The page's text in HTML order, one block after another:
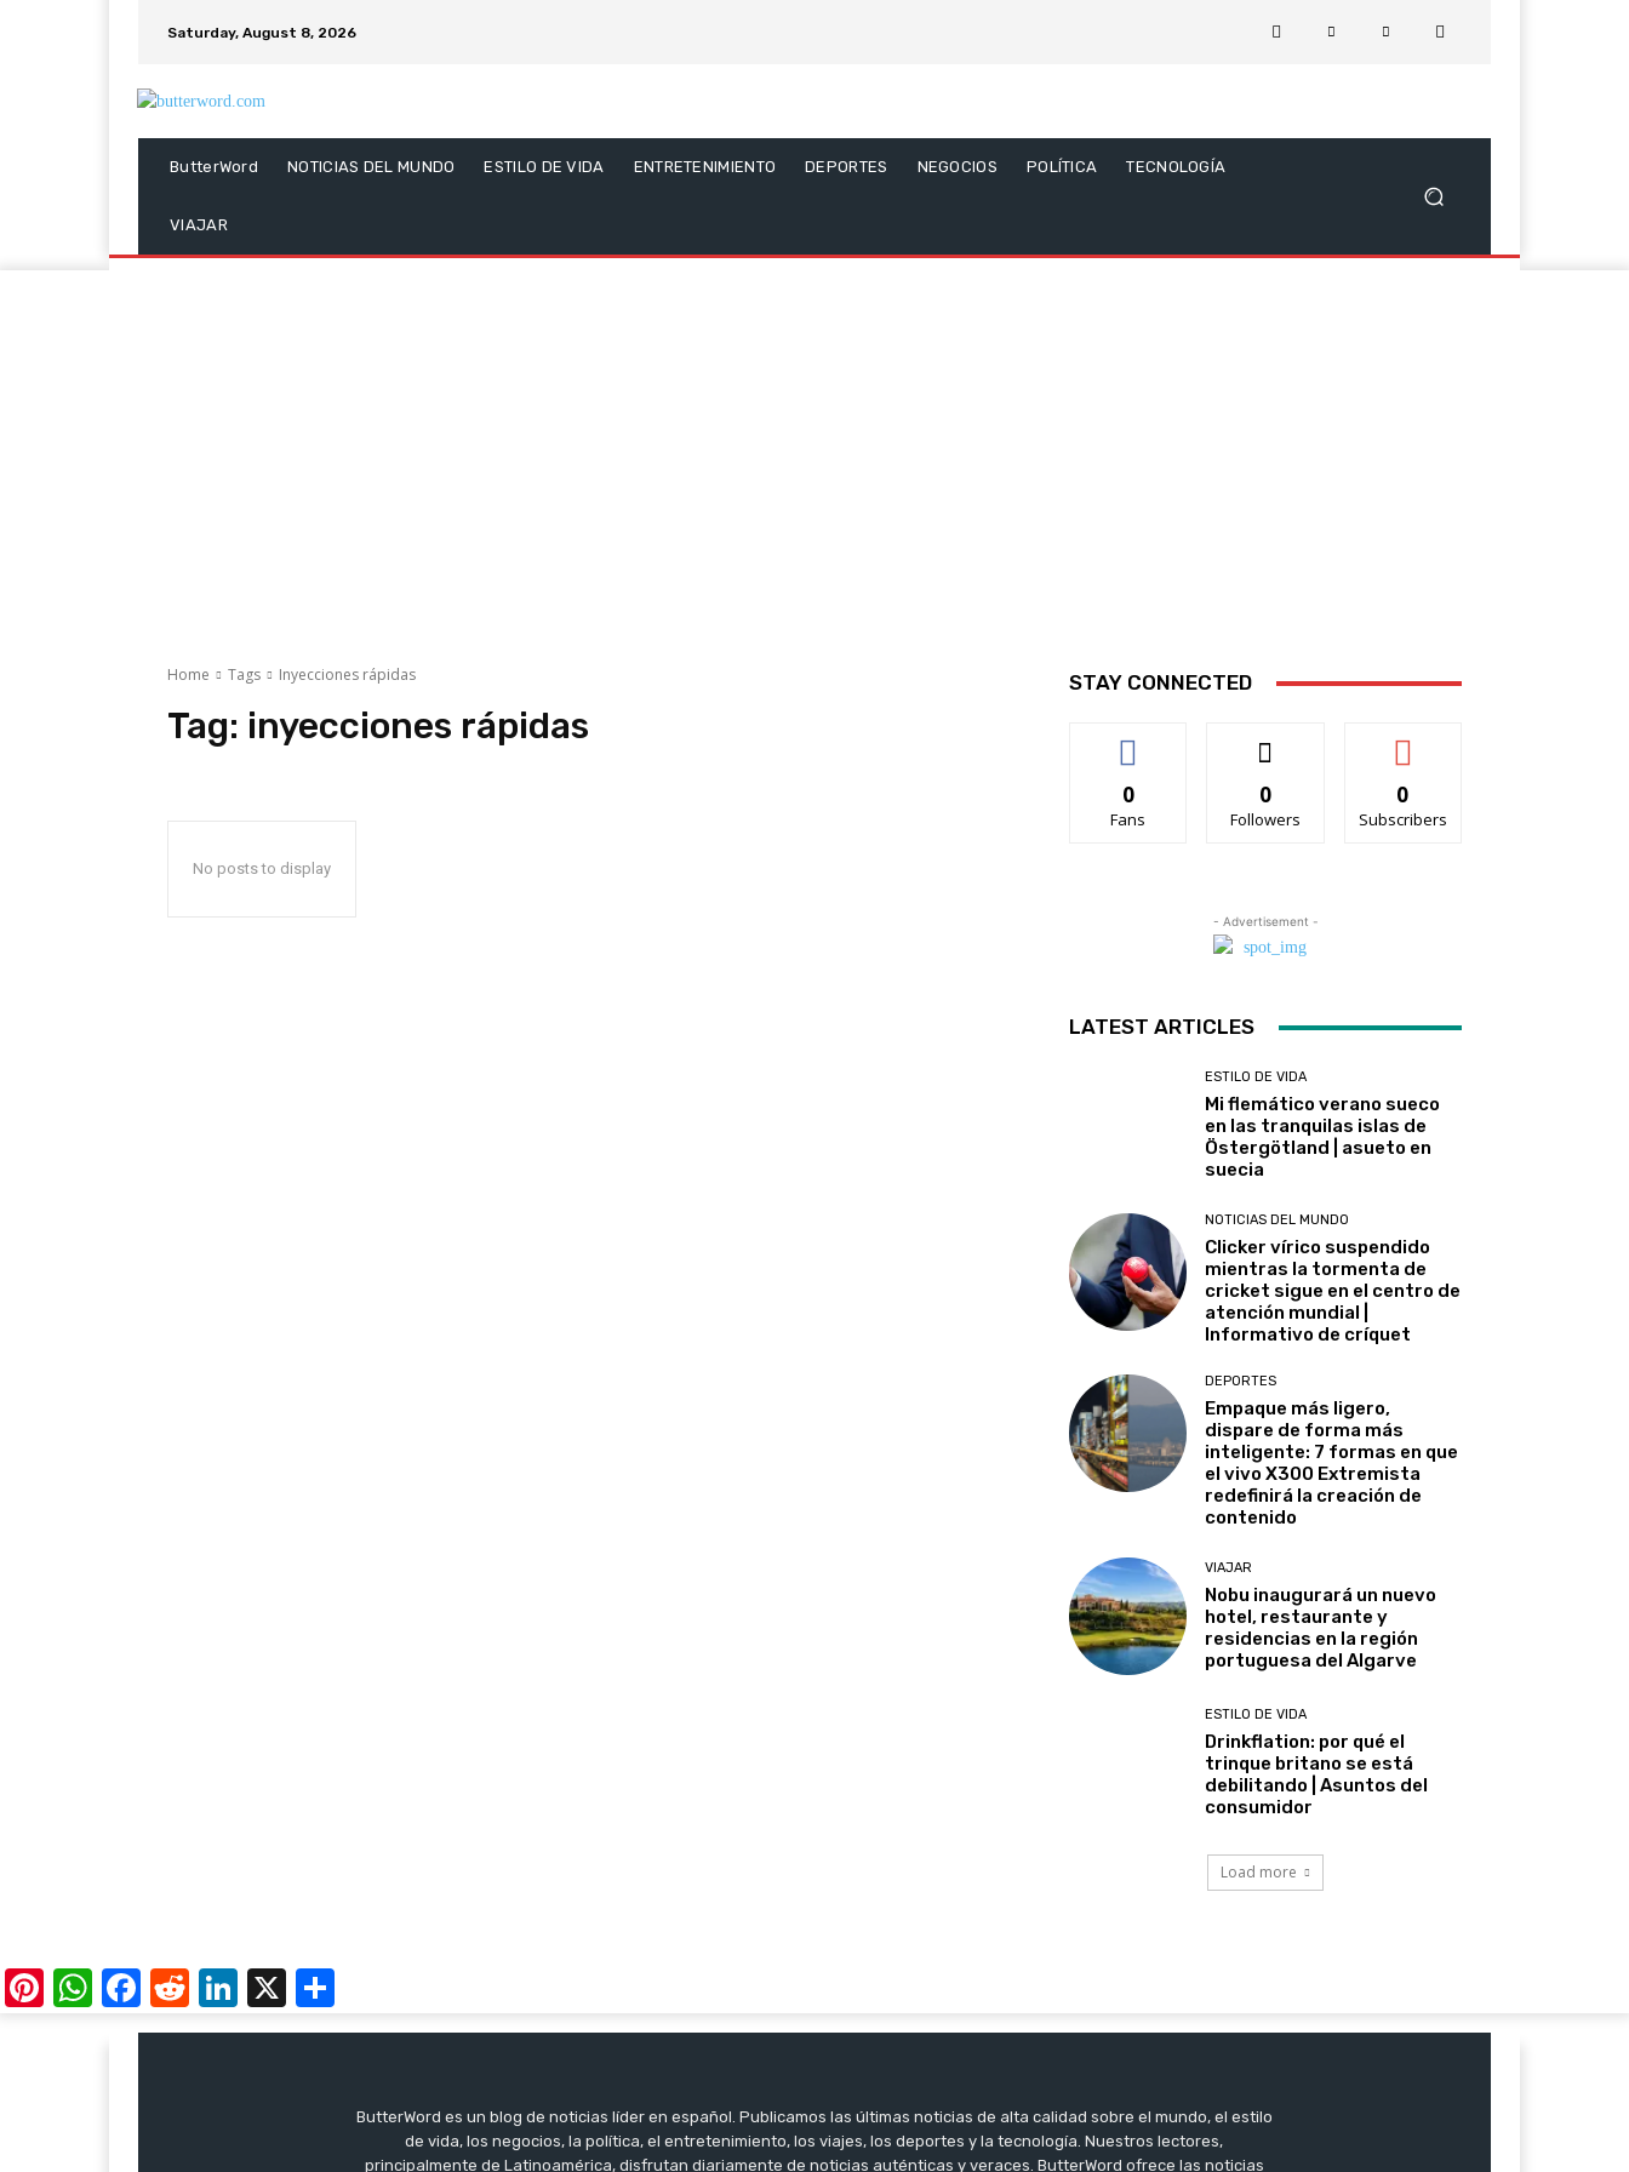
Saturday, August 8, 2026
ButterWord NOTICIAS DEL MUNDO ESTILO DE VIDA ENTRETENIMIENTO DEPORTES NEGOCIOS POLÍTICA TECNOLOGÍA
VIAJAR
Home Tags Inyecciones rápidas
Tag: inyecciones rápidas
No posts to display
STAY CONNECTED
0
Fans
0
Followers
0
Subscribers
- Advertisement -
LATEST ARTICLES
ESTILO DE VIDA
Mi flemático verano sueco
en las tranquilas islas de
Östergötland | asueto en
suecia
NOTICIAS DEL MUNDO
Clicker vírico suspendido
mientras la tormenta de
cricket sigue en el centro de
atención mundial |
Informativo de críquet
DEPORTES
Empaque más ligero,
dispare de forma más
inteligente: 7 formas en que
el vivo X300 Extremista
redefinirá la creación de
contenido
VIAJAR
Nobu inaugurará un nuevo
hotel, restaurante y
residencias en la región
portuguesa del Algarve
ESTILO DE VIDA
Drinkflation: por qué el
trinque britano se está
debilitando | Asuntos del
consumidor
Load more
Pinterest
WhatsApp
Facebook
RedditLinkedIn
X
ButterWord es un blog de noticias líder en español. Publicamos las últimas noticias de alta calidad sobre el mundo, el estilo
de vida, los negocios, la política, el entretenimiento, los viajes, los deportes y la tecnología. Nuestros lectores,
principalmente de Latinoamérica, disfrutan diariamente de noticias auténticas y veraces. ButterWord ofrece las noticias